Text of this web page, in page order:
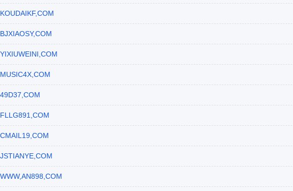
KOUDAIKF,COM
BJXIAOSY,COM
YIXIUWEINI,COM
MUSIC4X,COM
49D37,COM
FLLG891,COM
CMAIL19,COM
JSTIANYE,COM
WWW,AN898,COM